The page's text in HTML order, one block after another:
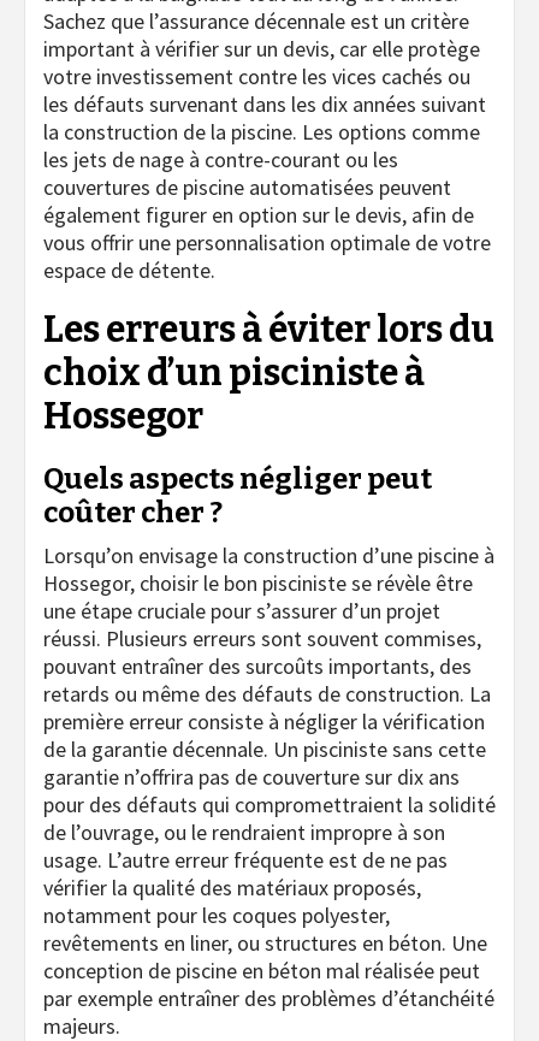
Sachez que l’assurance décennale est un critère
important à vérifier sur un devis, car elle protège
votre investissement contre les vices cachés ou
les défauts survenant dans les dix années suivant
la construction de la piscine. Les options comme
les jets de nage à contre-courant ou les
couvertures de piscine automatisées peuvent
également figurer en option sur le devis, afin de
vous offrir une personnalisation optimale de votre
espace de détente.
Les erreurs à éviter lors du
choix d’un pisciniste à
Hossegor
Quels aspects négliger peut
coûter cher ?
Lorsqu’on envisage la construction d’une piscine à
Hossegor, choisir le bon pisciniste se révèle être
une étape cruciale pour s’assurer d’un projet
réussi. Plusieurs erreurs sont souvent commises,
pouvant entraîner des surcoûts importants, des
retards ou même des défauts de construction. La
première erreur consiste à négliger la vérification
de la garantie décennale. Un pisciniste sans cette
garantie n’offrira pas de couverture sur dix ans
pour des défauts qui compromettraient la solidité
de l’ouvrage, ou le rendraient impropre à son
usage. L’autre erreur fréquente est de ne pas
vérifier la qualité des matériaux proposés,
notamment pour les coques polyester,
revêtements en liner, ou structures en béton. Une
conception de piscine en béton mal réalisée peut
par exemple entraîner des problèmes d’étanchéité
majeurs.